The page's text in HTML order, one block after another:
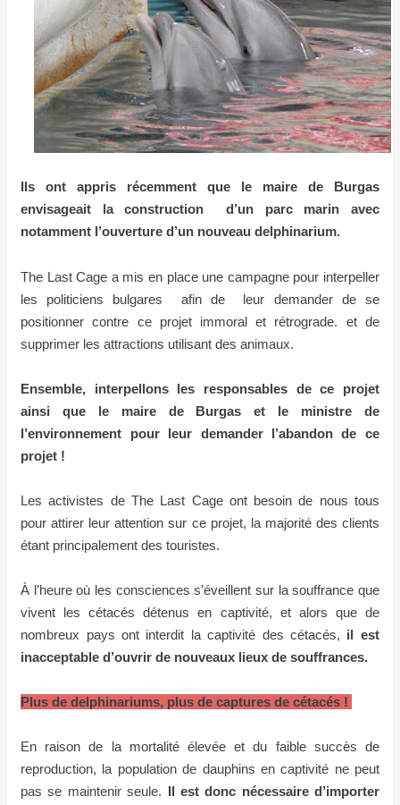
Ils ont appris récemment que le maire de Burgas
envisageait la construction d’un parc marin avec
notamment l’ouverture d’un nouveau delphinarium.
The Last Cage a mis en place une campagne pour interpeller
les politiciens bulgares afin de leur demander de se
positionner contre ce projet immoral et rétrograde. et de
supprimer les attractions utilisant des animaux.
Ensemble, interpellons les responsables de ce projet
ainsi que le maire de Burgas et le ministre de
l’environnement pour leur demander l’abandon de ce
projet !
Les activistes de The Last Cage ont besoin de nous tous
pour attirer leur attention sur ce projet, la majorité des clients
étant principalement des touristes.
À l’heure où les consciences s’éveillent sur la souffrance que
vivent les cétacés détenus en captivité, et alors que de
nombreux pays ont interdit la captivité des cétacés, il est
inacceptable d’ouvrir de nouveaux lieux de souffrances.
Plus de delphinariums, plus de captures de cétacés !
En raison de la mortalité élevée et du faible succès de
reproduction, la population de dauphins en captivité ne peut
pas se maintenir seule. Il est donc nécessaire d’importer